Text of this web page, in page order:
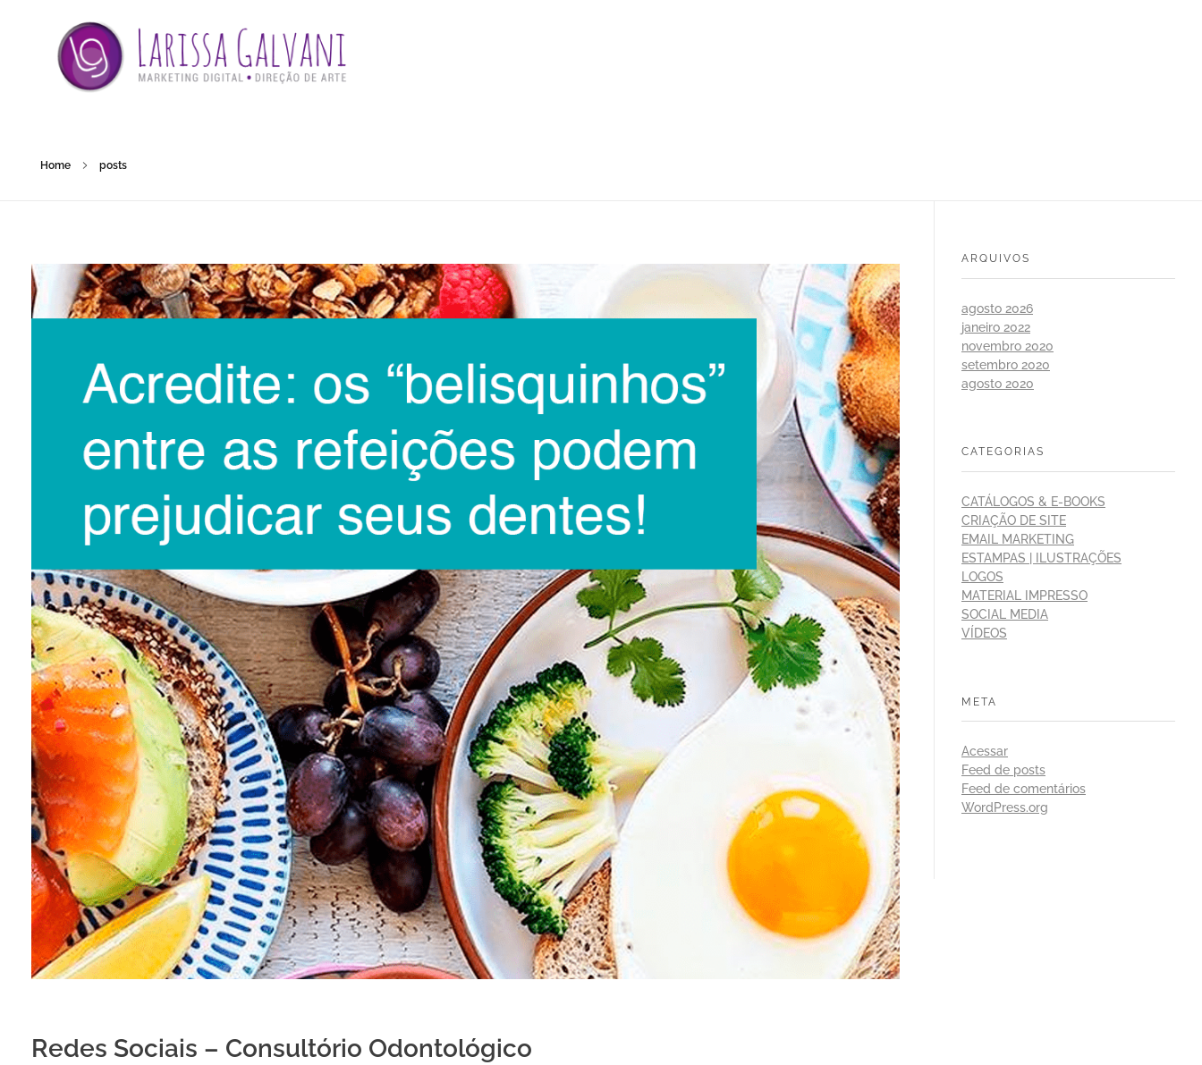
Home posts
Redes Sociais – Consultório Odontológico
ARQUIVOS
agosto 2026
janeiro 2022
novembro 2020
setembro 2020
agosto 2020
CATEGORIAS
CATÁLOGOS & E-BOOKS
CRIAÇÃO DE SITE
EMAIL MARKETING
ESTAMPAS | ILUSTRAÇÕES
LOGOS
MATERIAL IMPRESSO
SOCIAL MEDIA
VÍDEOS
META
Acessar
Feed de posts
Feed de comentários
WordPress.org